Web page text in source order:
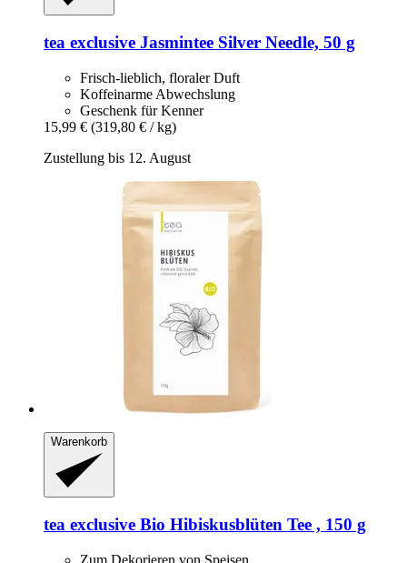
tea exclusive Jasmintee Silver Needle, 50 g
Frisch-lieblich, floraler Duft
Koffeinarme Abwechslung
Geschenk für Kenner
15,99 € (319,80 € / kg)
Zustellung bis 12. August
Warenkorb
tea exclusive Bio Hibiskusblüten Tee , 150 g
Zum Dekorieren von Speisen